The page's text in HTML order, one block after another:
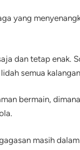
yang
dan tetap enak.
semua
bermain,
masih